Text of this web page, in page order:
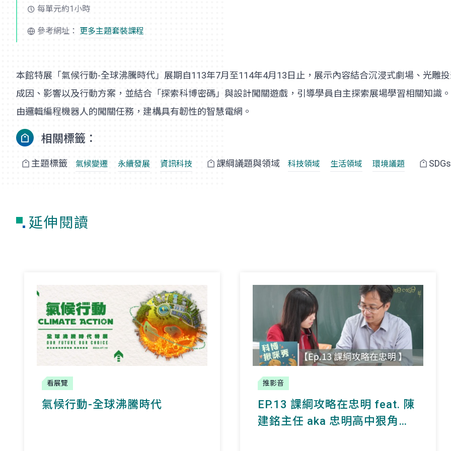
每單元約1小時
參考網址： 更多主題套裝課程
本館特展「氣候行動-全球沸騰時代」展期自113年7月至114年4月13日止，展示內容結合沉浸式劇場、光雕
成因、影響以及行動方案，並結合「探索科博密碼」與設計闖關遊戲，引導學員自主探索展場學習相關知識
由邏輯編程機器人的闖關任務，建構具有韌性的智慧電網。
相關標籤：
主題標籤 氣候變遷 永續發展 資訊科技 課綱議題與領域 科技領域 生活領域 環境議題
延伸閱讀
看展覽
氣候行動-全球沸騰時代
推影音
EP.13 課綱攻略在忠明 feat. 陳
建銘主任 aka 忠明高中狠角色